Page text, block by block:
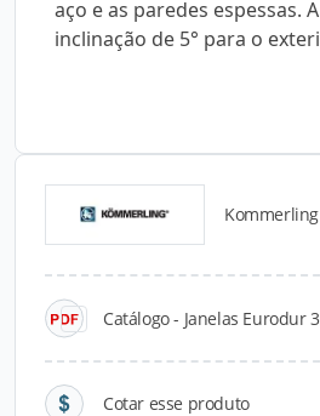
aço e as paredes espessas.
inclinação de 5° para o
Kommerling
Catálogo - Janelas Eurodur
Cotar esse produto
Catálogos para